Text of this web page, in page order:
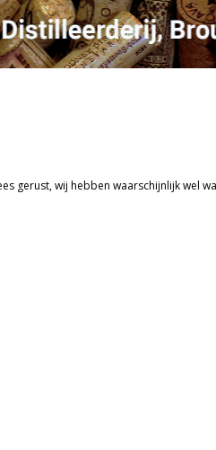
gerust, wij hebben waarschijnlijk wel